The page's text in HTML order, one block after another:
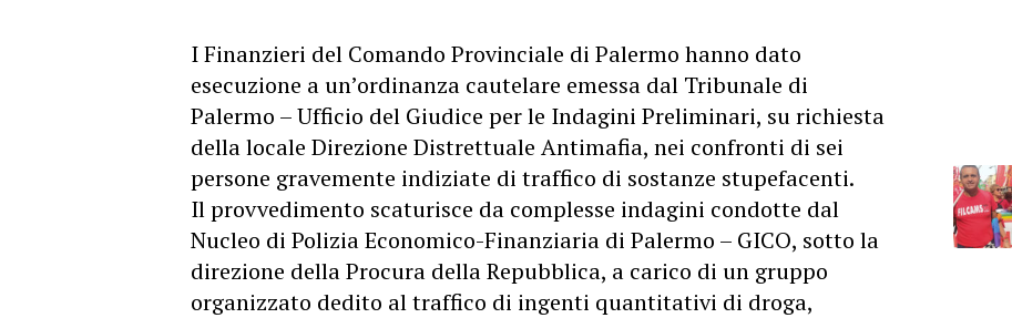
I Finanzieri del Comando Provinciale di Palermo hanno dato
esecuzione a un’ordinanza cautelare emessa dal Tribunale di
Palermo – Ufficio del Giudice per le Indagini Preliminari, su richiesta
della locale Direzione Distrettuale Antimafia, nei confronti di sei
persone gravemente indiziate di traffico di sostanze stupefacenti.
Il provvedimento scaturisce da complesse indagini condotte dal
Nucleo di Polizia Economico-Finanziaria di Palermo – GICO, sotto la
direzione della Procura della Repubblica, a carico di un gruppo
organizzato dedito al traffico di ingenti quantitativi di droga,